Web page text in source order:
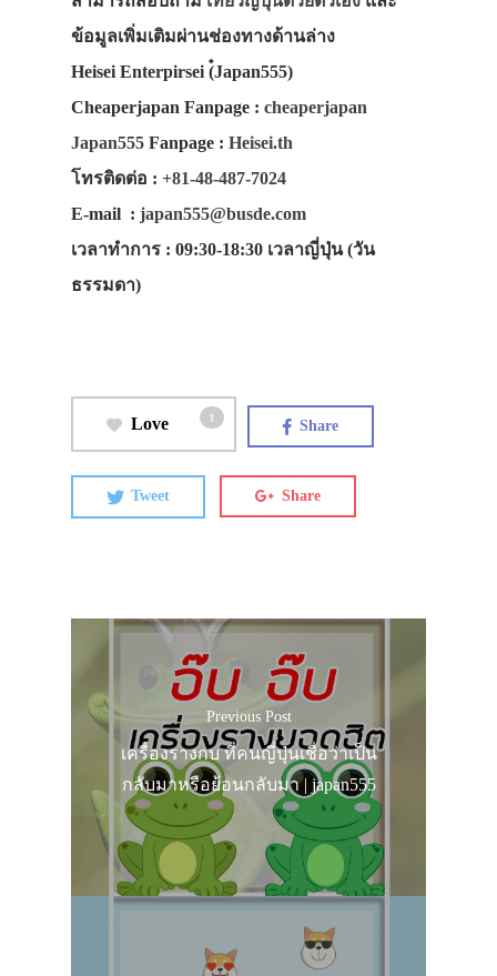
ข้อมูลเพิ่มเติมผ่านช่องทางด้านล่าง
Heisei Enterpirsei (๋Japan555)
Cheaperjapan Fanpage : cheaperjapan
Japan555 Fanpage : Heisei.th
โทรติดต่อ : +81-48-487-7024
E-mail : japan555@busde.com
เวลาทำการ : 09:30-18:30 เวลาญี่ปุ่น (วัน
ธรรมดา)
Love 1 Share
Tweet Share
Previous Post
เครื่องรางกบ ที่คนญี่ปุ่นเชื่อว่าเป็น
กลับมาหรือย้อนกลับมา | japan555